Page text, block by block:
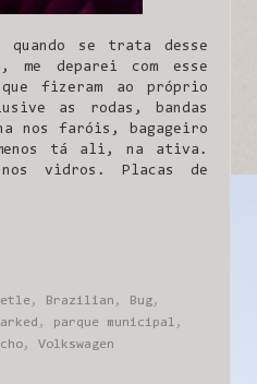
se trata desse
me deparei com esse
que fizeram ao próprio
as rodas, bandas
nos faróis, bagageiro
tá ali, na ativa.
vidros. Placas de
, Brazilian , Bug,
, parque municipal ,
, Volkswagen